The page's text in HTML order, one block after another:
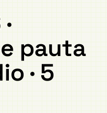
pauta
· 5